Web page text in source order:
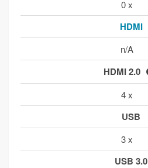
0 x
HDMI
n/A
HDMI 2.0
4 x
USB
3 x
USB 3.0